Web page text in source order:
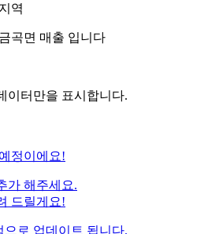
역
금곡면 매출 입니다
이터만을 표시합니다.
정이에요!
가 해주세요.
드릴게요!
로 업데이트 됩니다.